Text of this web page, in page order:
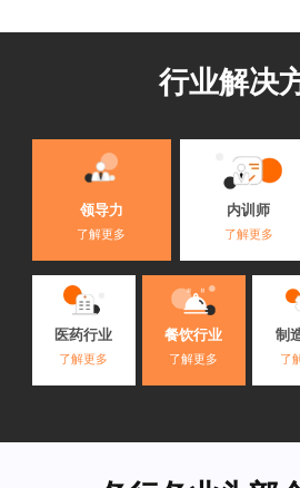
行业解决
领导力
了解更多
内训师
了解更多
医药行业
了解更多
餐饮行业
了解更多
制
了